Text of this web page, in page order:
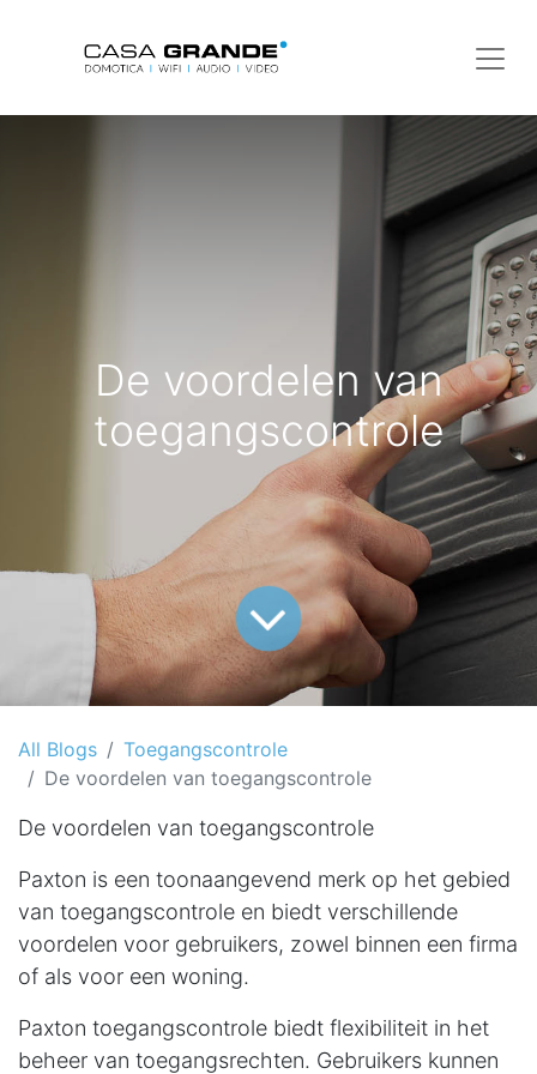
De voordelen van
toegangscontrole
All Blogs
Toegangscontrole
De voordelen van toegangscontrole
De voordelen van toegangscontrole
Paxton is een toonaangevend merk op het gebied
van toegangscontrole en biedt verschillende
voordelen voor gebruikers, zowel binnen een firma
of als voor een woning.
Paxton toegangscontrole biedt flexibiliteit in het
beheer van toegangsrechten. Gebruikers kunnen